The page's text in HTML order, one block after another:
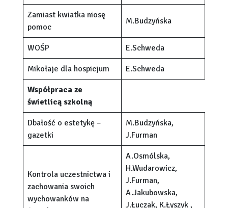
Zamiast kwiatka niosę
pomoc
M.Budzyńska
WOŚP E.Schweda
Mikołaje dla hospicjum E.Schweda
Współpraca ze
świetlicą szkolną
Dbałość o estetykę –
gazetki
M.Budzyńska,
J.Furman
Kontrola uczestnictwa i
zachowania swoich
wychowanków na
A.Osmólska,
H.Wudarowicz,
J.Furman,
A.Jakubowska,
J.Łuczak, K.Łyszyk ,